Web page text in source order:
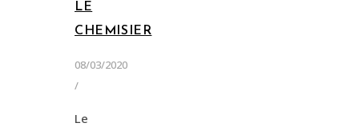
LE
CHEMISIER
08/03/2020
/
Le